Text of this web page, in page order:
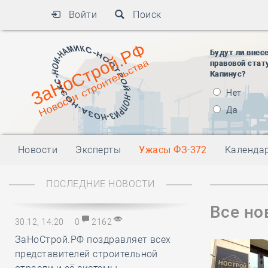
Войти Поиск
Будут ли
правовой
Капинус?
Нет
Да
Новости Эксперты Ужасы ФЗ-372
ПОСЛЕДНИЕ НОВОСТИ
30.12, 14:20 0 2162
ЗаНоСтрой.РФ поздравляет всех
представителей строительной
Все